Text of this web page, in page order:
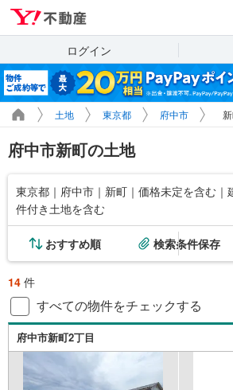
ログイン
土地 東京都 府中市
府中市新町の土地
東京都｜府中市｜新町｜価格未定を含む｜
件付き土地を含む
おすすめ順 検索条件保存
14 件
すべての物件をチェックする
府中市新町2丁目